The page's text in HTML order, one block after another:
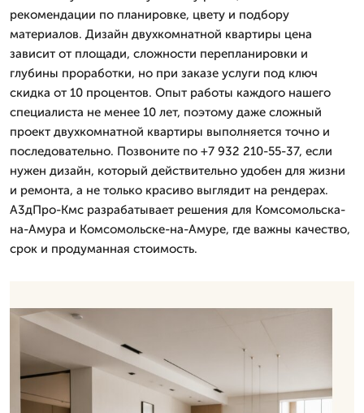
рекомендации по планировке, цвету и подбору
материалов. Дизайн двухкомнатной квартиры цена
зависит от площади, сложности перепланировки и
глубины проработки, но при заказе услуги под ключ
скидка от 10 процентов. Опыт работы каждого нашего
специалиста не менее 10 лет, поэтому даже сложный
проект двухкомнатной квартиры выполняется точно и
последовательно. Позвоните по +7 932 210-55-37, если
нужен дизайн, который действительно удобен для жизни
и ремонта, а не только красиво выглядит на рендерах.
А3дПро-Кмс разрабатывает решения для Комсомольска-
на-Амура и Комсомольске-на-Амуре, где важны качество,
срок и продуманная стоимость.